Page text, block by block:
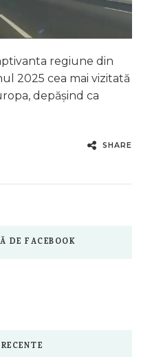
regiune din
2025 cea mai vizitată
depășind ca
SHARE
DE FACEBOOK